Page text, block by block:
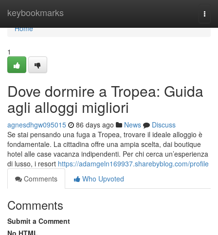
keybookmarks
Home
Home
1
Dove dormire a Tropea: Guida
agli alloggi migliori
agnesdhgw095015 86 days ago News
Discuss
Se stai pensando una fuga a Tropea, trovare il ideale alloggio è
fondamentale. La cittadina offre una ampia scelta, dai boutique
hotel alle case vacanza indipendenti. Per chi cerca un’esperienza
di lusso, i resort https://adamgeln169937.sharebyblog.com/profile
Comments
Who Upvoted
Comments
Submit a Comment
No HTML